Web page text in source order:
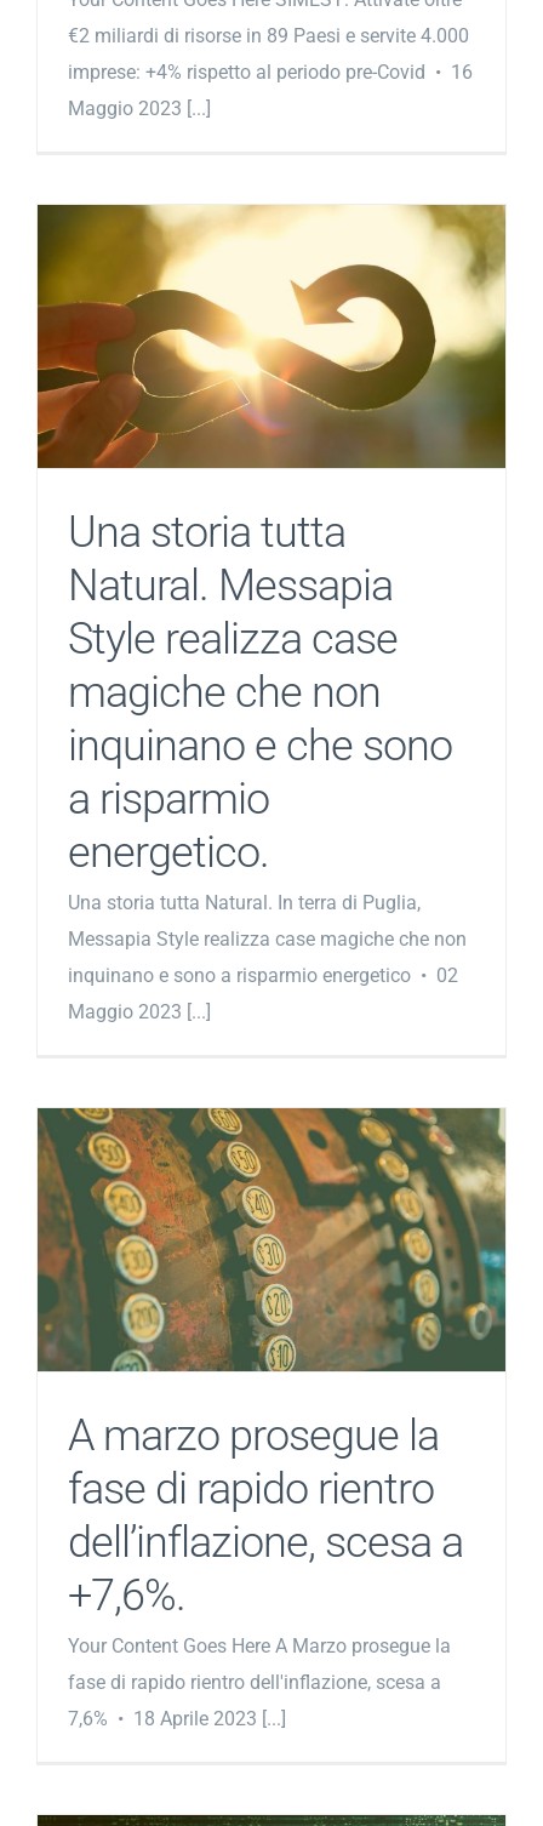
€2 miliardi di risorse in 89 Paesi e servite 4.000
imprese: +4% rispetto al periodo pre-Covid • 16
Maggio 2023 [...]
Una storia tutta
Natural. Messapia
Style realizza case
magiche che non
inquinano e che sono
a risparmio
energetico.
Una storia tutta Natural. In terra di Puglia,
Messapia Style realizza case magiche che non
inquinano e sono a risparmio energetico • 02
Maggio 2023 [...]
A marzo prosegue la
fase di rapido rientro
dell’inflazione, scesa a
+7,6%.
Your Content Goes Here A Marzo prosegue la
fase di rapido rientro dell'inflazione, scesa a
7,6% • 18 Aprile 2023 [...]